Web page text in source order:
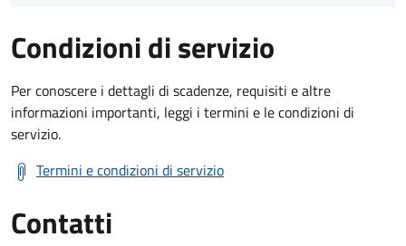
Condizioni di servizio
Per conoscere i dettagli di scadenze, requisiti e altre
informazioni importanti, leggi i termini e le condizioni di
servizio.
Termini e condizioni di servizio
Contatti